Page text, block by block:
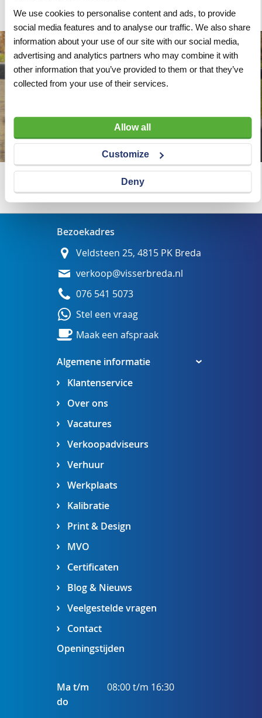
We use cookies to personalise content and ads, to provide
social media features and to analyse our traffic. We also share
information about your use of our site with our social media,
advertising and analytics partners who may combine it with
other information that you’ve provided to them or that they’ve
collected from your use of their services.
Allow all
Customize
Deny
Wij adviseren u graag
Algemene informatie
Klantenservice
Over ons
Vacatures
Verkoopadviseurs
Verhuur
Werkplaats
Kalibratie
Print & Design
MVO
Certificaten
Blog & Nieuws
Veelgestelde vragen
Contact
Bezoekadres
Veldsteen 25, 4815 PK Breda
verkoop@visserbreda.nl
076 541 5073
Stel een vraag
Maak een afspraak
Openingstijden
Ma t/m
do
08:00 t/m 16:30